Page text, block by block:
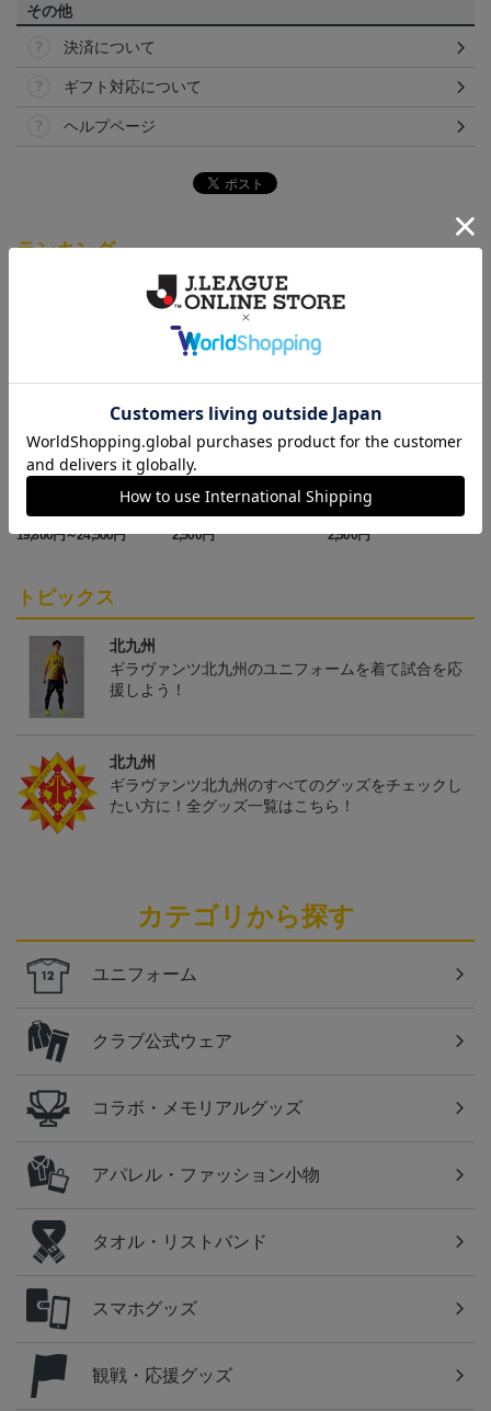
その他
決済について
ギフト対応について
ヘルプページ
ランキング
「2026/27シーズン 明治
ティックユニフォームFP
19,800円～24,500円
NEW
ギラヴァンツ北九州 キ
2,500円
ギラヴァンツ北九州 ピ
2,500円
トピックス
北九州
ギラヴァンツ北九州のユニフォームを着て試合を応
援しよう！
北九州
ギラヴァンツ北九州のすべてのグッズをチェックし
たい方に！全グッズ一覧はこちら！
カテゴリから探す
ユニフォーム
クラブ公式ウェア
コラボ・メモリアルグッズ
アパレル・ファッション小物
タオル・リストバンド
スマホグッズ
観戦・応援グッズ